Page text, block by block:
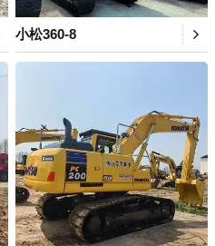
小松360-8